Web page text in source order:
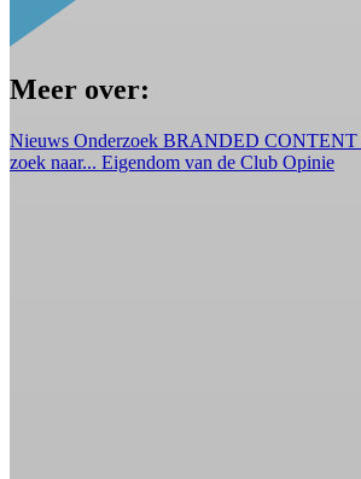
Meer over:
Nieuws Onderzoek BRANDED CONTENT
zoek naar... Eigendom van de Club Opinie